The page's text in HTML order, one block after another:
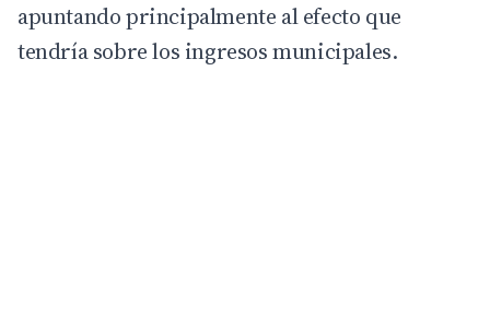
apuntando principalmente al efecto que
tendría sobre los ingresos municipales.